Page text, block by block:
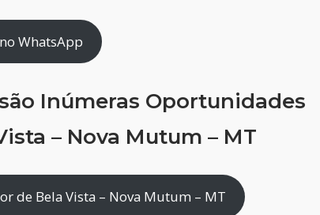
WhatsApp
Inúmeras Oportunidades
– Nova Mutum – MT
de Bela Vista – Nova Mutum – MT